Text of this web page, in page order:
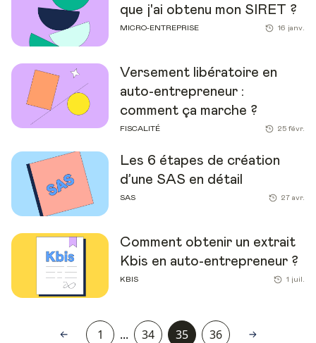
que j'ai obtenu mon SIRET ?
MICRO-ENTREPRISE 16 janv.
Versement libératoire en
auto-entrepreneur :
comment ça marche ?
FISCALITÉ 25 févr.
Les 6 étapes de création
d’une SAS en détail
SAS 27 avr.
Comment obtenir un extrait
Kbis en auto-entrepreneur ?
KBIS 1 juil.
1 ... 34 35 36